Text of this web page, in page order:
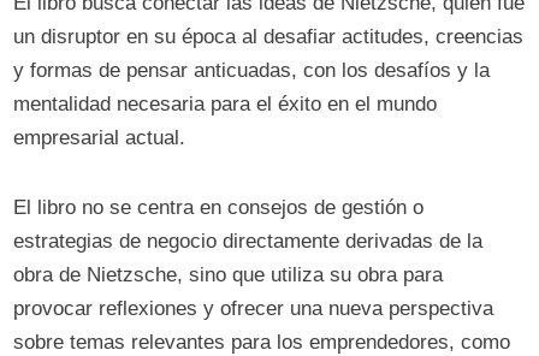
un disruptor en su época al desafiar actitudes, creencias
y formas de pensar anticuadas, con los desafíos y la
mentalidad necesaria para el éxito en el mundo
empresarial actual.
El libro no se centra en consejos de gestión o
estrategias de negocio directamente derivadas de la
obra de Nietzsche, sino que utiliza su obra para
provocar reflexiones y ofrecer una nueva perspectiva
sobre temas relevantes para los emprendedores, como